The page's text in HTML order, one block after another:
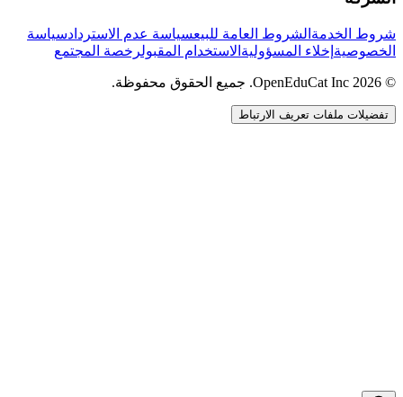
شروط الخدمة الشروط العامة للبيعسياسة عدم الاستردادسياسة
الخصوصية إخلاء المسؤولية الاستخدام المقبولرخصة المجتمع
© 2026 OpenEduCat Inc. جميع الحقوق محفوظة.
تفضيلات ملفات تعريف الارتباط